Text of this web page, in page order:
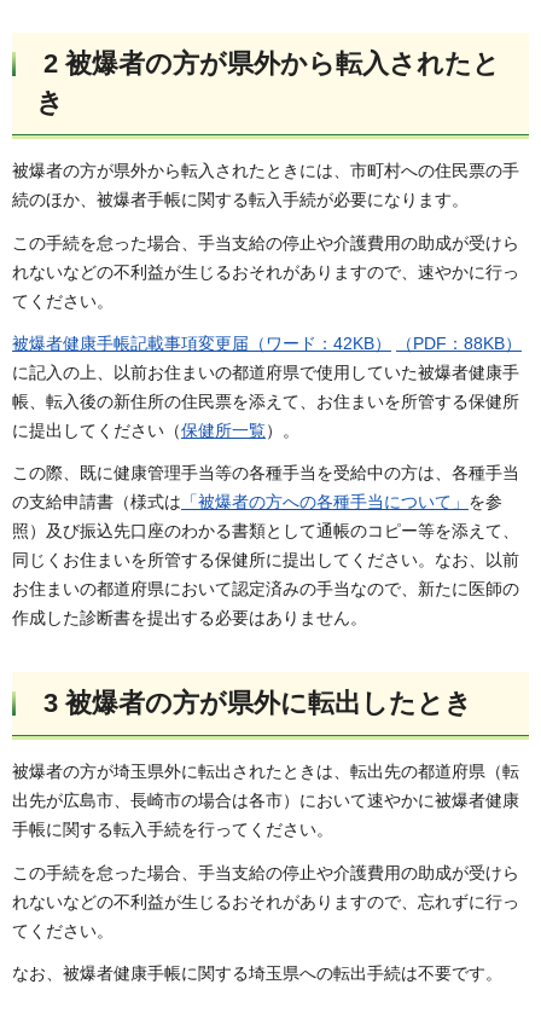
2 被爆者の方が県外から転入されたと
き
被爆者の方が県外から転入されたときには、市町村への住民票の手
続のほか、被爆者手帳に関する転入手続が必要になります。
この手続を怠った場合、手当支給の停止や介護費用の助成が受けら
れないなどの不利益が生じるおそれがありますので、速やかに行っ
てください。
被爆者健康手帳記載事項変更届（ワード：42KB）
（PDF：88KB）
に記入の上、以前お住まいの都道府県で使用していた被爆者健康手
帳、転入後の新住所の住民票を添えて、お住まいを所管する保健所
に提出してください（保健所一覧）。
この際、既に健康管理手当等の各種手当を受給中の方は、各種手当
の支給申請書（様式は 「被爆者の方への各種手当について」 を参
照）及び振込先口座のわかる書類として通帳のコピー等を添えて、
同じくお住まいを所管する保健所に提出してください。なお、以前
お住まいの都道府県において認定済みの手当なので、新たに医師の
作成した診断書を提出する必要はありません。
3 被爆者の方が県外に転出したとき
被爆者の方が埼玉県外に転出されたときは、転出先の都道府県（転
出先が広島市、長崎市の場合は各市）において速やかに被爆者健康
手帳に関する転入手続を行ってください。
この手続を怠った場合、手当支給の停止や介護費用の助成が受けら
れないなどの不利益が生じるおそれがありますので、忘れずに行っ
てください。
なお、被爆者健康手帳に関する埼玉県への転出手続は不要です。